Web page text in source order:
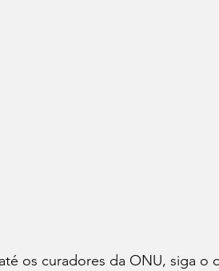
os curadores da ONU, siga o